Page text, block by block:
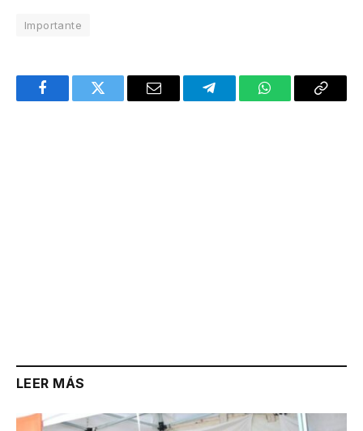
Importante
FacebookTwitter Email TelegramWhatsAppCopy
LEER MÁS